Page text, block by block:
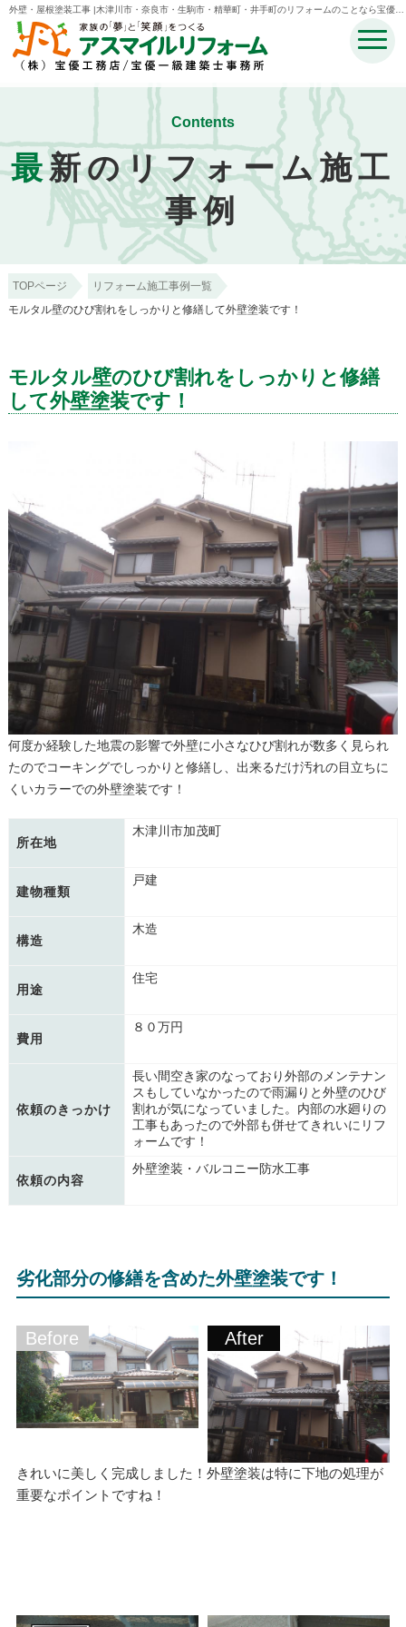
外壁・屋根塗装工事 |木津川市・奈良市・生駒市・精華町・井手町のリフォームのことなら宝優工
務店アスマイルリフォーム
Contents
最新のリフォーム施工
事例
TOPページ
リフォーム施工事例一覧
モルタル壁のひび割れをしっかりと修繕して外壁塗装です！
モルタル壁のひび割れをしっかりと修繕
して外壁塗装です！
何度か経験した地震の影響で外壁に小さなひび割れが数多く見られ
たのでコーキングでしっかりと修繕し、出来るだけ汚れの目立ちに
くいカラーでの外壁塗装です！
所在地
木津川市加茂町
建物種類
戸建
構造
木造
用途
住宅
費用
８０万円
依頼のきっかけ
長い間空き家のなっており外部のメンテナン
スもしていなかったので雨漏りと外壁のひび
割れが気になっていました。内部の水廻りの
工事もあったので外部も併せてきれいにリフ
ォームです！
依頼の内容
外壁塗装・バルコニー防水工事
劣化部分の修繕を含めた外壁塗装です！
Before After
きれいに美しく完成しました！外壁塗装は特に下地の処理が
重要なポイントですね！